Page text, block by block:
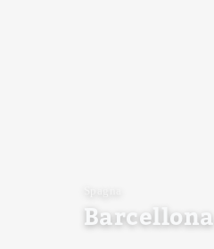
Barcellona